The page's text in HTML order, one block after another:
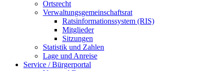
Ortsrecht
Verwaltungsgemeinschaftsrat
Ratsinformationssystem (RIS)
Mitglieder
Sitzungen
Statistik und Zahlen
Lage und Anreise
Service / Bürgerportal